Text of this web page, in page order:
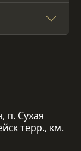
п. Сухая
терр., км.